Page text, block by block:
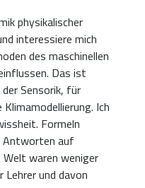
physikalischer
interessiere mich
des maschinellen
Das ist
Sensorik, für
Ich
Formeln
Antworten auf
Welt waren weniger
und davon